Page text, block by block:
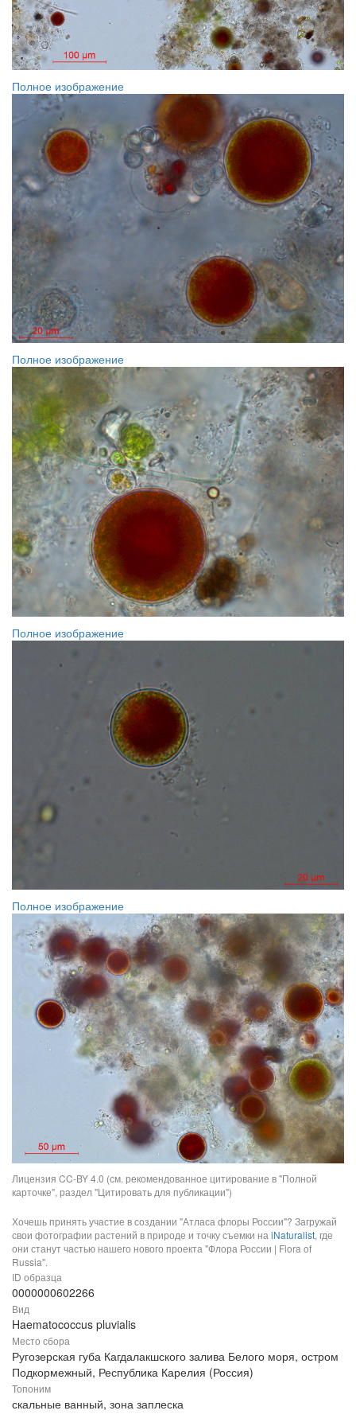
Полное изображение
Полное изображение
Полное изображение
Полное изображение
Лицензия CC-BY 4.0 (см. рекомендованное цитирование в "Полной
карточке", раздел "Цитировать для публикации")
Хочешь принять участие в создании "Атласа флоры России"? Загружай
свои фотографии растений в природе и точку съемки на iNaturalist, где
они станут частью нашего нового проекта "Флора России | Flora of
Russia".
ID образца
0000000602266
Вид
Haematococcus pluvialis
Место сбора
Ругозерская губа Кагдалакшского залива Белого моря, остром
Подкормежный, Республика Карелия (Россия)
Топоним
скальные ванный, зона заплеска